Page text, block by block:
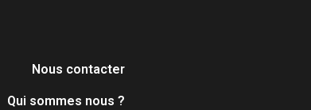
Nous contacter
Qui sommes nous ?